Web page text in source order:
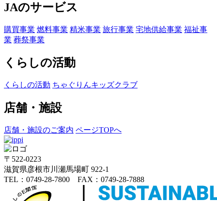
JAのサービス
購買事業 燃料事業 精米事業 旅行事業 宅地供給事業 福祉事
業 葬祭事業
くらしの活動
くらしの活動 ちゃぐりんキッズクラブ
店舗・施設
店舗・施設のご案内 ページTOPへ
〒522-0223
滋賀県彦根市川瀬馬場町 922-1
TEL：0749-28-7800 FAX：0749-28-7888